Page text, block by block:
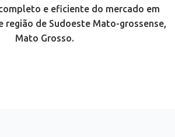
e eficiente do mercado em
região de Sudoeste Mato-grossense,
Mato Grosso.